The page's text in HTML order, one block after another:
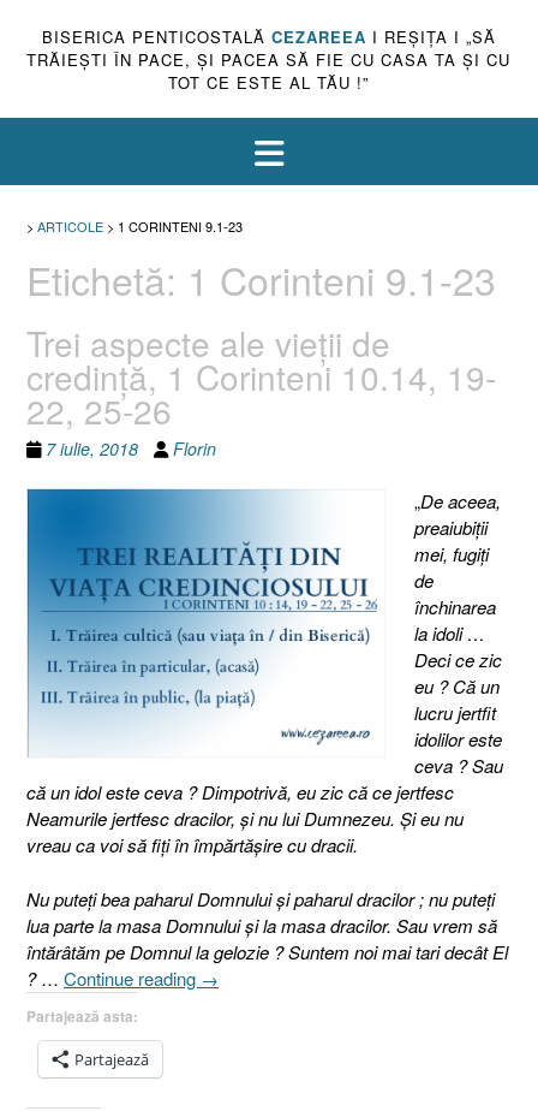
BISERICA PENTICOSTALĂ CEZAREEA I REŞIŢA I „SĂ
TRĂIEŞTI ÎN PACE, ŞI PACEA SĂ FIE CU CASA TA ŞI CU
TOT CE ESTE AL TĂU !”
> ARTICOLE > 1 CORINTENI 9.1-23
Etichetă: 1 Corinteni 9.1-23
Trei aspecte ale vieţii de
credinţă, 1 Corinteni 10.14, 19-
22, 25-26
7 iulie, 2018 Florin
„De aceea,
preaiubiţii
mei, fugiţi
de
închinarea
la idoli …
Deci ce zic
eu ? Că un
lucru jertfit
idolilor este
ceva ? Sau
că un idol este ceva ? Dimpotrivă, eu zic că ce jertfesc
Neamurile jertfesc dracilor, şi nu lui Dumnezeu. Şi eu nu
vreau ca voi să fiţi în împărtăşire cu dracii.
Nu puteţi bea paharul Domnului şi paharul dracilor ; nu puteţi
lua parte la masa Domnului şi la masa dracilor. Sau vrem să
întărâtăm pe Domnul la gelozie ? Suntem noi mai tari decât El
?… Continue reading „Trei
→
Partajează asta:
Partajează